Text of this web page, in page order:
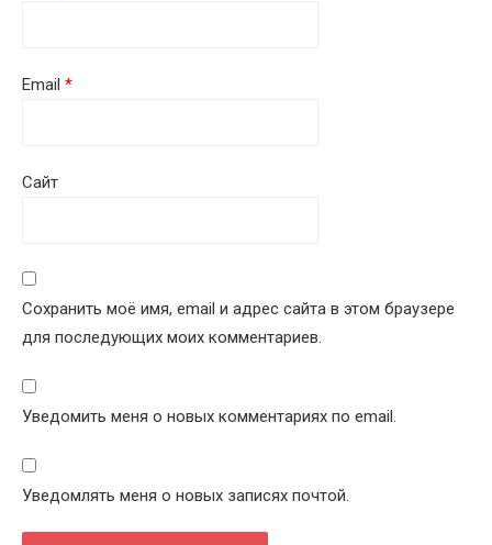
Email *
Сайт
Сохранить моё имя, email и адрес сайта в этом браузере
для последующих моих комментариев.
Уведомить меня о новых комментариях по email.
Уведомлять меня о новых записях почтой.